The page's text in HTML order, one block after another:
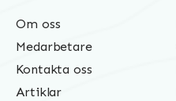
Om oss
Medarbetare
Kontakta oss
Artiklar